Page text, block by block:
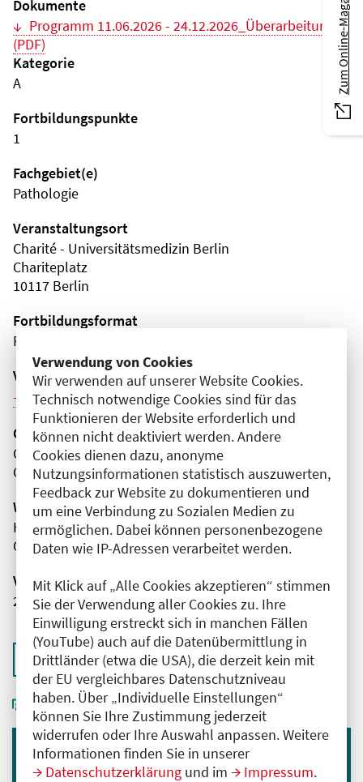
Verwendung von Cookies
Wir verwenden auf unserer Website Cookies.
Technisch notwendige Cookies sind für das
Funktionieren der Website erforderlich und
können nicht deaktiviert werden. Andere
Cookies dienen dazu, anonyme
Nutzungsinformationen statistisch auszuwerten,
Feedback zur Website zu dokumentieren und
um eine Verbindung zu Sozialen Medien zu
ermöglichen. Dabei können personenbezogene
Daten wie IP-Adressen verarbeitet werden.
Mit Klick auf „Alle Cookies akzeptieren“ stimmen
Sie der Verwendung aller Cookies zu. Ihre
Einwilligung erstreckt sich in manchen Fällen
(YouTube) auch auf die Datenübermittlung in
Drittländer (etwa die USA), die derzeit kein mit
der EU vergleichbares Datenschutzniveau
haben. Über „Individuelle Einstellungen“
können Sie Ihre Zustimmung jederzeit
widerrufen oder Ihre Auswahl anpassen. Weitere
Informationen finden Sie in unserer
Datenschutzerklärung und im Impressum.
Dokumente
Programm 11.06.2026 - 24.12.2026_Überarbeitung
(PDF)
Kategorie
A
Fortbildungspunkte
1
Fachgebiet(e)
Pathologie
Veranstaltungsort
Charité - Universitätsmedizin Berlin
Chariteplatz
10117 Berlin
Fortbildungsformat
Präsenz
Veranstaltungsreihe
Weitere Veranstaltungen dieser Reihe (9)
Organisator(en)
Charité - Universitätsmedizin Berlin
Campus Mitte
Wissenschaftliche Leitung
Herr Prof. Dr. med. Frank Heppner
Charité - Universitätsmedizin Berlin
Veranstaltungsnummer
2761102026003070049
Zurück zur Übersicht
Immer informiert bleiben
Zum Online-Magazin